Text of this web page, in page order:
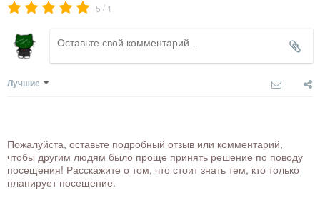
5 / 1
Лучшие
Пожалуйста, оставьте подробный отзыв или комментарий,
чтобы другим людям было проще принять решение по поводу
посещения! Расскажите о том, что стоит знать тем, кто только
планирует посещение.